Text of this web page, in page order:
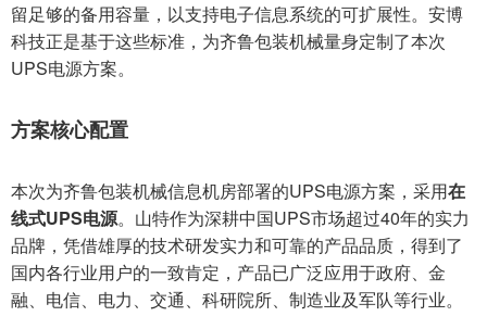
留足够的备用容量，以支持电子信息系统的可扩展性。安博
科技正是基于这些标准，为齐鲁包装机械量身定制了本次
UPS电源方案。
方案核心配置
本次为齐鲁包装机械信息机房部署的UPS电源方案，采用在
线式UPS电源。山特作为深耕中国UPS市场超过40年的实力
品牌，凭借雄厚的技术研发实力和可靠的产品品质，得到了
国内各行业用户的一致肯定，产品已广泛应用于政府、金
融、电信、电力、交通、科研院所、制造业及军队等行业。